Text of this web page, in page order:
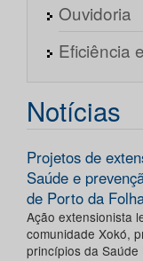
Ouvidoria
Eficiência
Notícias
Projetos de
Saúde e
de Porto da
Ação extensionista
comunidade Xokó,
princípios da Saúde